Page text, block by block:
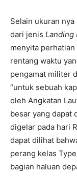
Selain ukuran
dari jenis Landing
menyita
rentang waktu
pengamat militer
“untuk sebuah
oleh Angkatan
besar yang dapat
digelar pada hari
dapat dilihat
perang kelas
bagian haluan